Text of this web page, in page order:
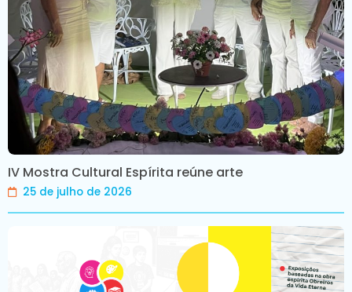
IV Mostra Cultural Espírita reúne arte
25 de julho de 2026